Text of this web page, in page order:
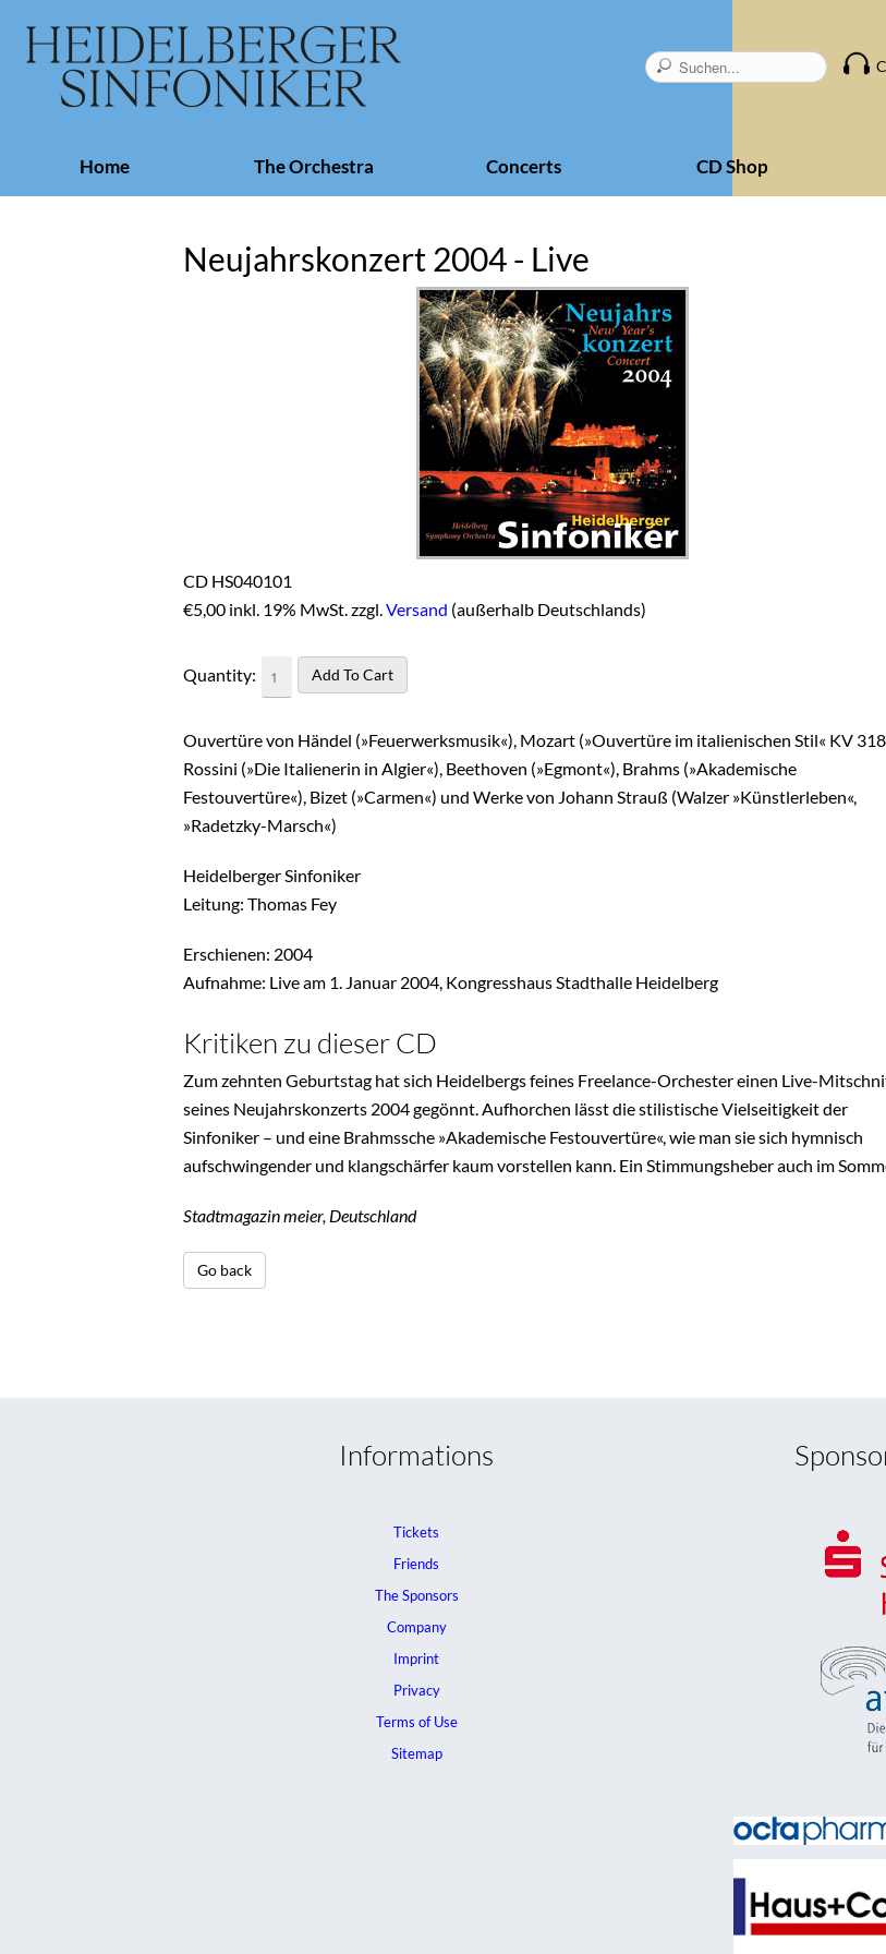
Home The Orchestra Concerts CD Shop
Neujahrskonzert 2004 - Live
CD HS040101
€5,00 inkl. 19% MwSt. zzgl. Versand (außerhalb Deutschlands)
Quantity:
Ouvertüre von Händel (»Feuerwerksmusik«), Mozart (»Ouvertüre im italienischen Stil« KV
Rossini (»Die Italienerin in Algier«), Beethoven (»Egmont«), Brahms (»Akademische
Festouvertüre«), Bizet (»Carmen«) und Werke von Johann Strauß (Walzer »Künstlerleben«,
»Radetzky-Marsch«)
Heidelberger Sinfoniker
Leitung: Thomas Fey
Erschienen: 2004
Aufnahme: Live am 1. Januar 2004, Kongresshaus Stadthalle Heidelberg
Kritiken zu dieser CD
Zum zehnten Geburtstag hat sich Heidelbergs feines Freelance-Orchester einen Live-
seines Neujahrskonzerts 2004 gegönnt. Aufhorchen lässt die stilistische Vielseitigkeit der
Sinfoniker – und eine Brahmssche »Akademische Festouvertüre«, wie man sie sich hymnisch
aufschwingender und klangschärfer kaum vorstellen kann. Ein Stimmungsheber auch im
Stadtmagazin meier, Deutschland
Go back
Informations
Tickets
Friends
The Sponsors
Company
Imprint
Privacy
Terms of Use
Sitemap